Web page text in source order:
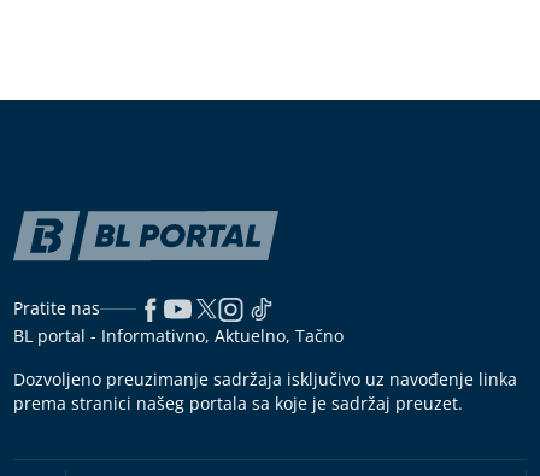
Pratite nas
BL portal - Informativno, Aktuelno, Tačno
Dozvoljeno preuzimanje sadržaja isključivo uz navođenje linka
prema stranici našeg portala sa koje je sadržaj preuzet.